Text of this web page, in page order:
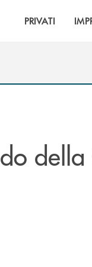
PRIVATI
della